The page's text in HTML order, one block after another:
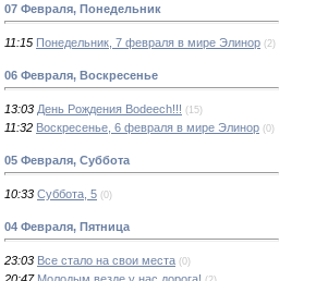
07 Февраля, Понедельник
11:15 Понедельник, 7 февраля в мире Элинор (2)
06 Февраля, Воскресенье
13:03 День Рождения Bodeech!!! (15)
11:32 Воскресенье, 6 февраля в мире Элинор (0)
05 Февраля, Суббота
10:33 Суббота, 5 (0)
04 Февраля, Пятница
23:03 Все стало на свои места (0)